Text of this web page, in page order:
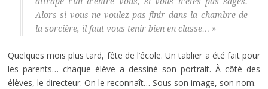
Alors si vous ne voulez pas finir dans la chambre de
la sorcière, il faut vous tenir bien en classe… »
Quelques mois plus tard, fête de l’école. Un tablier a été fait pour
les parents… chaque élève a dessiné son portrait. À côté des
élèves, le directeur. On le reconnaît… Sous son image, son nom.